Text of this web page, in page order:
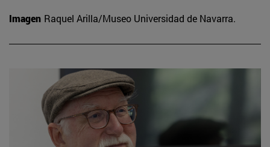
Imagen Raquel Arilla/Museo Universidad de Navarra.